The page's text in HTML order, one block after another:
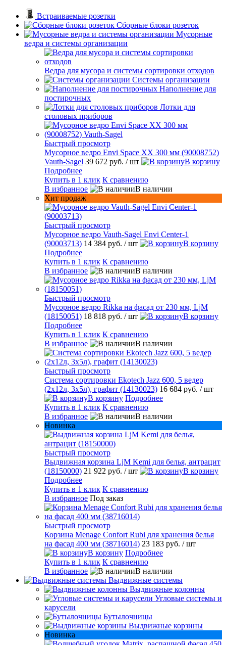
Встраиваемые розетки
Сборные блоки розеток
Мусорные
ведра и системы организации
Ведра для мусора и системы сортировки отходов
Системы организации
Наполнение для
постирочных
Лотки для
столовых приборов
Быстрый просмотр
Мусорное ведро Envi Space XX 300 мм (90008752)
Vauth-Sagel 39 672 руб. / шт
В корзину
Подробнее
Купить в 1 клик К сравнению
В избранное
В наличии
Хит продаж
Быстрый просмотр
Мусорное ведро Vauth-Sagel Envi Center-1
(90003713) 14 384 руб. / шт
В корзину
Подробнее
Купить в 1 клик К сравнению
В избранное
В наличии
Быстрый просмотр
Мусорное ведро Rikka на фасад от 230 мм, LjM
(18150051) 18 818 руб. / шт
В корзину
Подробнее
Купить в 1 клик К сравнению
В избранное
В наличии
Быстрый просмотр
Система сортировки Ekotech Jazz 600, 5 ведер
(2х12л, 3х5л), графит (14130023) 16 684 руб. / шт
В корзину Подробнее
Купить в 1 клик К сравнению
В избранное
В наличии
Новинка
Быстрый просмотр
Выдвижная корзина LjM Kemi для белья, антрацит
(18150000) 21 922 руб. / шт
В корзину
Подробнее
Купить в 1 клик К сравнению
В избранное Под заказ
Быстрый просмотр
Корзина Menage Confort Rubi для хранения белья
на фасад 400 мм (38716014) 23 183 руб. / шт
В корзину Подробнее
Купить в 1 клик К сравнению
В избранное
В наличии
Выдвижные системы
Выдвижные колонны
Угловые системы и
карусели
Бутылочницы
Выдвижные корзины
Новинка